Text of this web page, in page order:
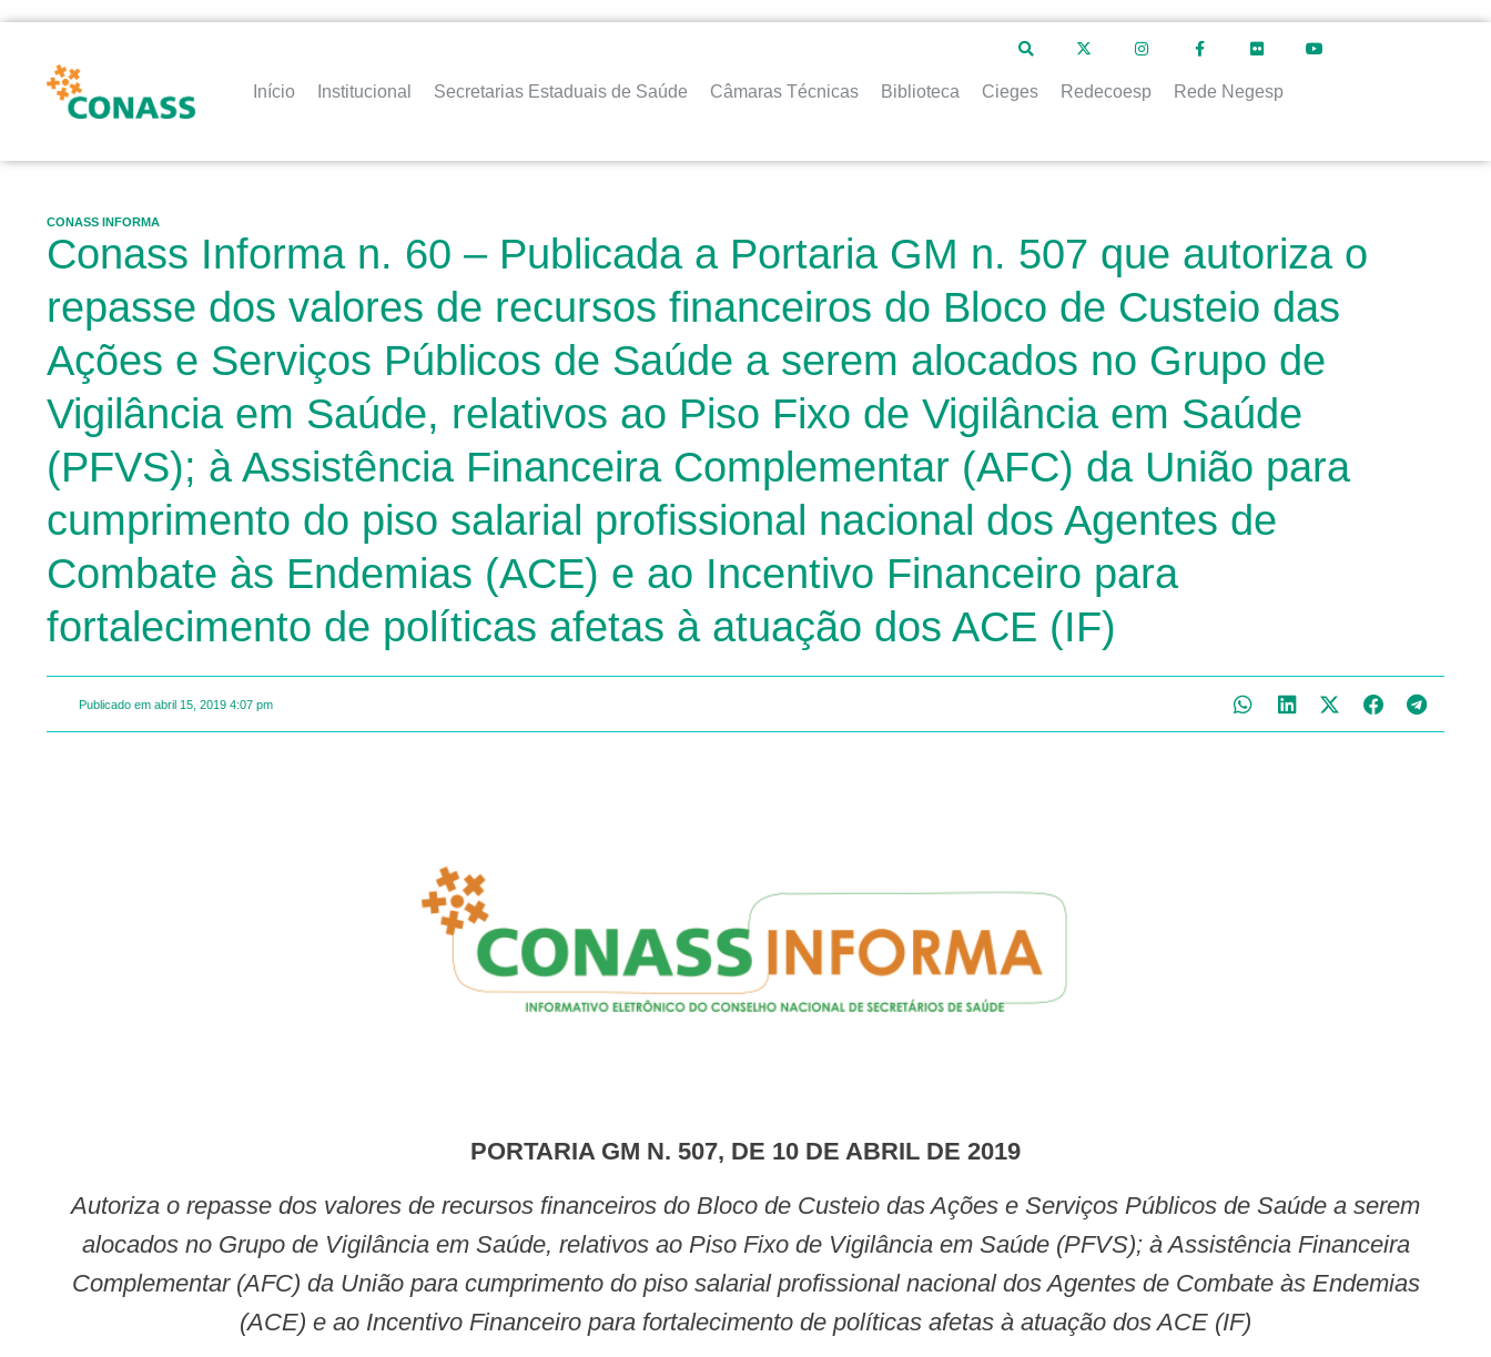
Início Institucional Secretarias Estaduais de Saúde Câmaras Técnicas Biblioteca Cieges Redecoesp Rede Negesp
CONASS INFORMA
Conass Informa n. 60 – Publicada a Portaria GM n. 507 que autoriza o
repasse dos valores de recursos financeiros do Bloco de Custeio das
Ações e Serviços Públicos de Saúde a serem alocados no Grupo de
Vigilância em Saúde, relativos ao Piso Fixo de Vigilância em Saúde
(PFVS); à Assistência Financeira Complementar (AFC) da União para
cumprimento do piso salarial profissional nacional dos Agentes de
Combate às Endemias (ACE) e ao Incentivo Financeiro para
fortalecimento de políticas afetas à atuação dos ACE (IF)
Publicado em abril 15, 2019 4:07 pm
PORTARIA GM N. 507, DE 10 DE ABRIL DE 2019
Autoriza o repasse dos valores de recursos financeiros do Bloco de Custeio das Ações e Serviços Públicos de Saúde a serem
alocados no Grupo de Vigilância em Saúde, relativos ao Piso Fixo de Vigilância em Saúde (PFVS); à Assistência Financeira
Complementar (AFC) da União para cumprimento do piso salarial profissional nacional dos Agentes de Combate às Endemias
(ACE) e ao Incentivo Financeiro para fortalecimento de políticas afetas à atuação dos ACE (IF)